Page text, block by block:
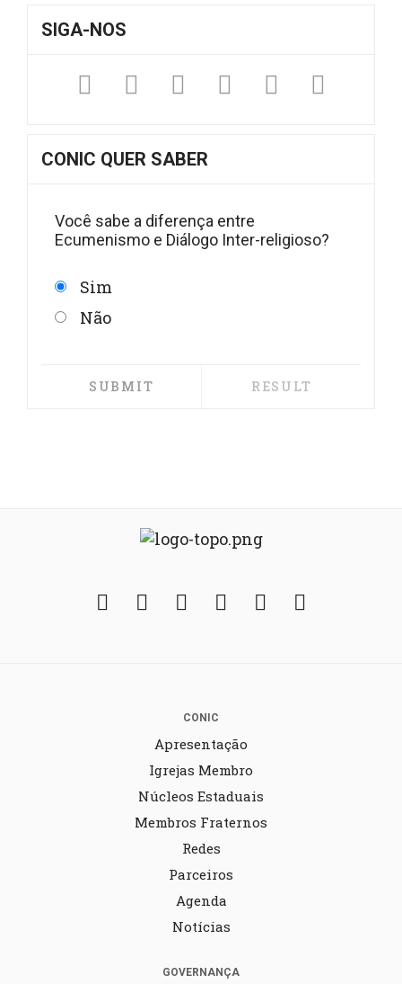
SIGA-NOS
FacebookTwitterInstagram
YouTube
Fickr
CONIC QUER SABER
Você sabe a diferença entre
Ecumenismo e Diálogo Inter-religioso?
Sim
Não
FacebookTwitter Instagram
YouTubeFickr
CONIC
Apresentação
Igrejas Membro
Núcleos Estaduais
Membros Fraternos
Redes
Parceiros
Agenda
Notícias
GOVERNANÇA